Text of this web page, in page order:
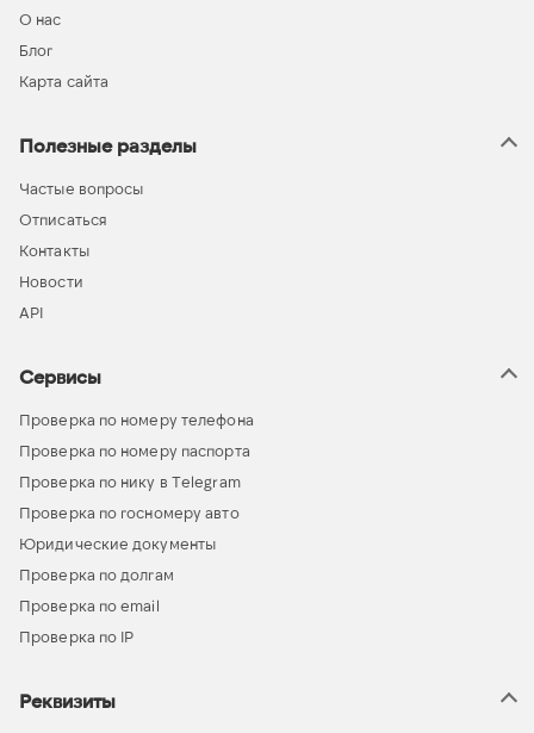
О нас
Блог
Карта сайта
Полезные разделы
Частые вопросы
Отписаться
Контакты
Новости
API
Сервисы
Проверка по номеру телефона
Проверка по номеру паспорта
Проверка по нику в Telegram
Проверка по госномеру авто
Юридические документы
Проверка по долгам
Проверка по email
Проверка по IP
Реквизиты